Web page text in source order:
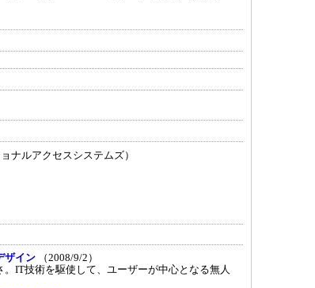
ナルアクセスシステムズ）
ザイン （2008/9/2）
IT技術を駆使して、ユーザーが中心となる無人